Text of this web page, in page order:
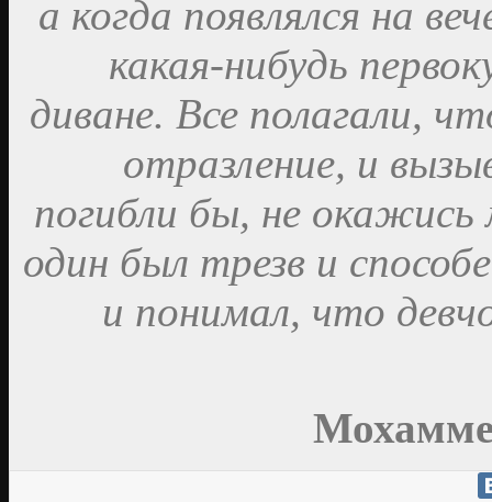
а когда появлялся на
какая-нибудь
диване. Все полагали,
отразление, и
погибли бы, не
один был трезв и
и понимал, что